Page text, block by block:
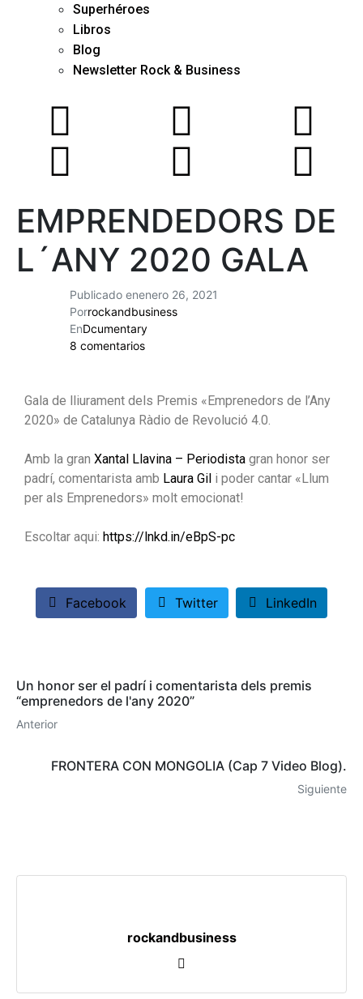
Superhéroes
Libros
Blog
Newsletter Rock & Business
Publicado enenero 26, 2021
Porrockandbusiness
EnDcumentary
8 comentarios
EMPRENDEDORS DE
L´ANY 2020 GALA
Gala de lliurament dels Premis «Emprenedors de l’Any
2020» de Catalunya Ràdio de Revolució 4.0.
Amb la gran Xantal Llavina – Periodista gran honor ser
padrí, comentarista amb Laura Gil i poder cantar «Llum
per als Emprenedors» molt emocionat!
Escoltar aqui: https://lnkd.in/eBpS-pc
Facebook Twitter LinkedIn
Un honor ser el padrí i comentarista dels premis
“emprenedors de l'any 2020”
Anterior
FRONTERA CON MONGOLIA (Cap 7 Video Blog).
Siguiente
rockandbusiness